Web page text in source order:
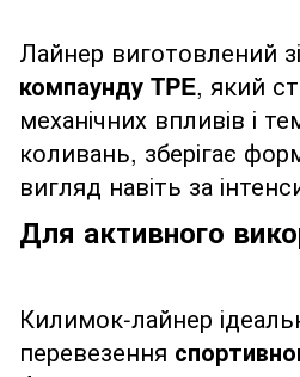
Лайнер виготовлений зі
компаунду TPE, який
механічних впливів і
коливань, зберігає
вигляд навіть за
Для активного
Килимок-лайнер
перевезення